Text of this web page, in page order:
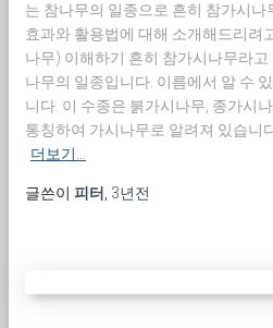
는 참나무의 일종으로 흔히 참가시
효과와 활용법에 대해 소개해드리려
나무) 이해하기 흔히 참가시나무라
나무의 일종입니다. 이름에서 알 수
니다. 이 수종은 붉가시나무, 종가시
통칭하여 가시나무로 알려져 있습니
더보기…
글쓴이 피터 , 3년전